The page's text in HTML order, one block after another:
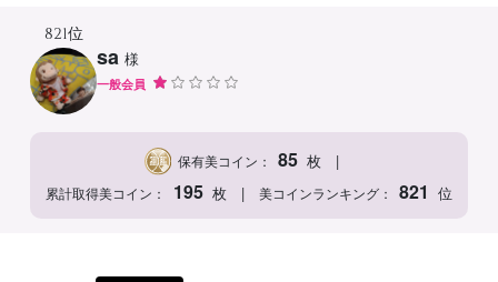
求人
821位
sa 様
一般会員
保有美コイン： 85 枚 |
累計取得美コイン： 195枚 | 美コインランキング： 821 位